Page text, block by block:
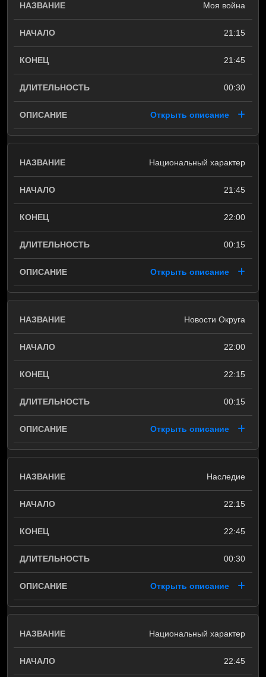
Моя война
21:15
21:45
00:30
Открыть описание
Национальный характер
21:45
22:00
00:15
Открыть описание
Новости Округа
22:00
22:15
00:15
Открыть описание
Наследие
22:15
22:45
00:30
Открыть описание
Национальный характер
22:45